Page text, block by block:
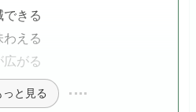
きる
わえる
広がる
っと見る